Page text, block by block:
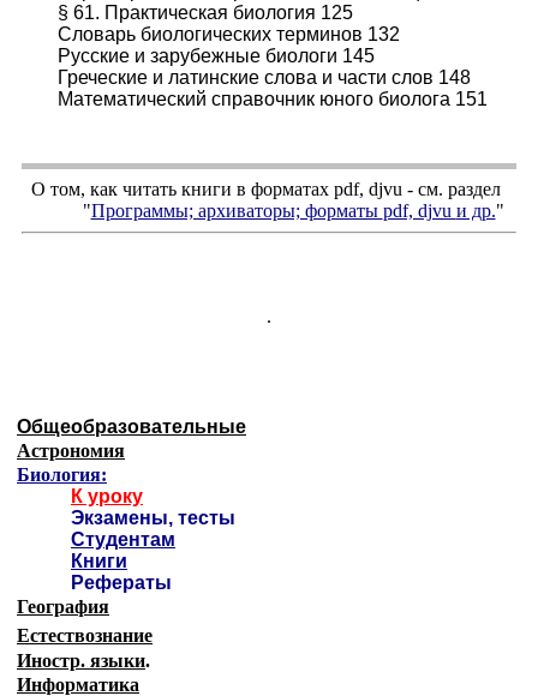
§ 61. Практическая биология 125
Словарь биологических терминов 132
Русские и зарубежные биологи 145
Греческие и латинские слова и части слов 148
Математический справочник юного биолога 151
О том, как читать книги в форматах pdf, djvu - см. раздел
"Программы; архиваторы; форматы pdf, djvu и др."
.
Общеобразовательные
Астрономия
Биология:
К уроку
Экзамены, тесты
Студентам
Книги
Рефераты
География
Естествознание
Иностр. языки.
Информатика